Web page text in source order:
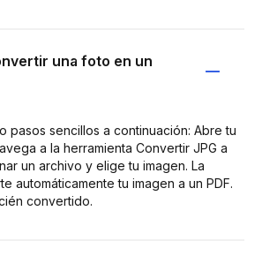
una foto en un
pasos sencillos a continuación: Abre tu
a la herramienta Convertir JPG a
un archivo y elige tu imagen. La
automáticamente tu imagen a un PDF.
convertido.